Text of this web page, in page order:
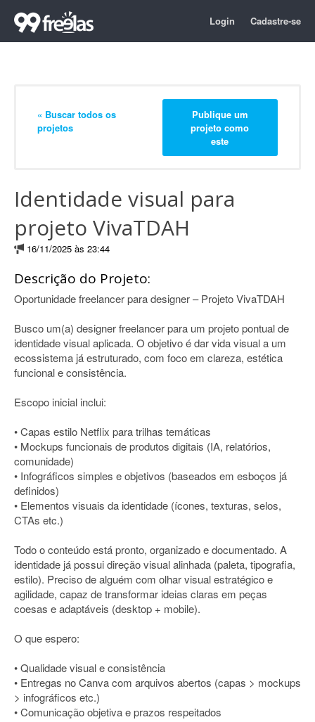
Login Cadastre-se
« Buscar todos os
projetos
Publique um
projeto como
este
Identidade visual para
projeto VivaTDAH
16/11/2025 às 23:44
Descrição do Projeto:
Oportunidade freelancer para designer – Projeto VivaTDAH
Busco um(a) designer freelancer para um projeto pontual de
identidade visual aplicada. O objetivo é dar vida visual a um
ecossistema já estruturado, com foco em clareza, estética
funcional e consistência.
Escopo inicial inclui:
• Capas estilo Netflix para trilhas temáticas
• Mockups funcionais de produtos digitais (IA, relatórios,
comunidade)
• Infográficos simples e objetivos (baseados em esboços já
definidos)
• Elementos visuais da identidade (ícones, texturas, selos,
CTAs etc.)
Todo o conteúdo está pronto, organizado e documentado. A
identidade já possui direção visual alinhada (paleta, tipografia,
estilo). Preciso de alguém com olhar visual estratégico e
agilidade, capaz de transformar ideias claras em peças
coesas e adaptáveis (desktop + mobile).
O que espero:
• Qualidade visual e consistência
• Entregas no Canva com arquivos abertos (capas > mockups
> infográficos etc.)
• Comunicação objetiva e prazos respeitados